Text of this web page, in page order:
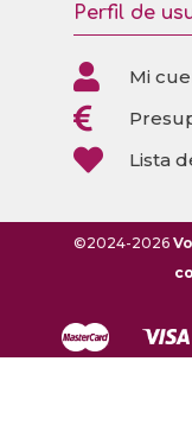
Perfil de
 Mi

 Lista
©2024-2026